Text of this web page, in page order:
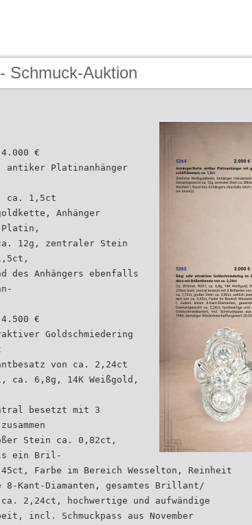
Schmuck-Auktion
€
antiker Platinanhänger
ca. 1,5ct
Anhänger
Platin,
ca. 12g, zentraler Stein
des Anhängers ebenfalls
€
Goldschmiedering
von ca. 2,24ct
ca. 6,8g, 14K Weißgold,
besetzt mit 3
Stein ca. 0,82ct,
ein Bril-
Farbe im Bereich Wesselton, Reinheit
8-Kant-Diamanten, gesamtes Brillant/
ca. 2,24ct, hochwertige und aufwändige
incl. Schmuckpass aus November